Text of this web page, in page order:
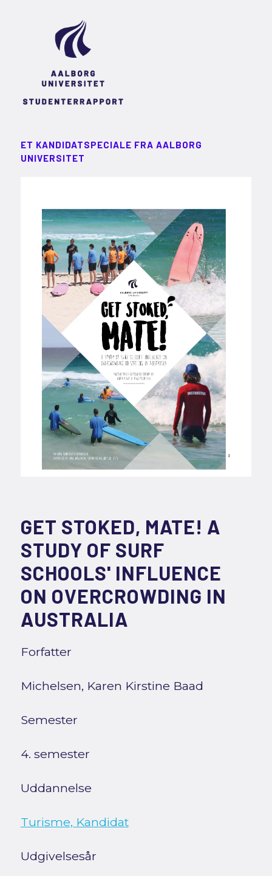
ET KANDIDATSPECIALE FRA AALBORG
UNIVERSITET
GET STOKED, MATE! A
STUDY OF SURF
SCHOOLS' INFLUENCE
ON OVERCROWDING IN
AUSTRALIA
Forfatter
Michelsen, Karen Kirstine Baad
Semester
4. semester
Uddannelse
Turisme, Kandidat
Udgivelsesår